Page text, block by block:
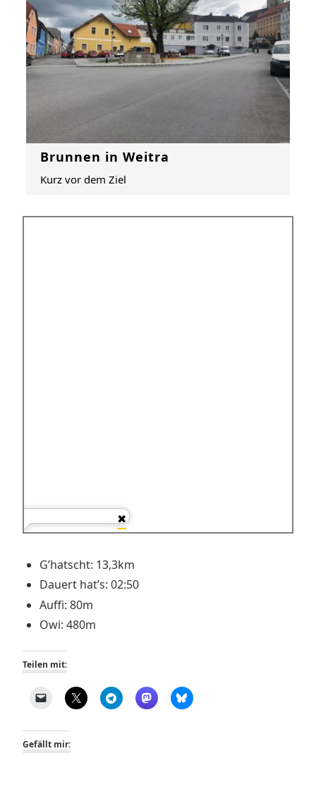
Brunnen in Weitra
Kurz vor dem Ziel
G’hatscht: 13,3km
Dauert hat’s: 02:50
Auffi: 80m
Owi: 480m
Teilen mit:
Gefällt mir: